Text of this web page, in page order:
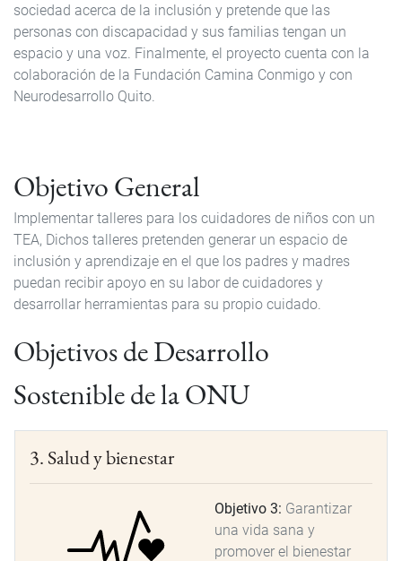
sociedad acerca de la inclusión y pretende que las
personas con discapacidad y sus familias tengan un
espacio y una voz. Finalmente, el proyecto cuenta con la
colaboración de la Fundación Camina Conmigo y con
Neurodesarrollo Quito.
Objetivo General
Implementar talleres para los cuidadores de niños con un
TEA, Dichos talleres pretenden generar un espacio de
inclusión y aprendizaje en el que los padres y madres
puedan recibir apoyo en su labor de cuidadores y
desarrollar herramientas para su propio cuidado.
Objetivos de Desarrollo
Sostenible de la ONU
3. Salud y bienestar
Objetivo 3: Garantizar
una vida sana y
promover el bienestar